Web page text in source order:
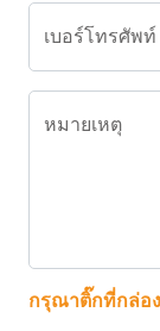
เบอร์โทรศัพท์
หมายเหตุ
กรุณาติ๊กที่กล่อ